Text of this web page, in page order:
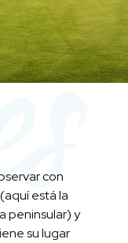
con
(aquí está la
peninsular) y
su lugar